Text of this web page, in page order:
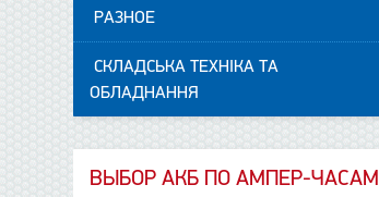
РАЗНОЕ
СКЛАДСЬКА ТЕХНІКА ТА
ОБЛАДНАННЯ
ВЫБОР АКБ ПО АМПЕР-ЧАСАМ